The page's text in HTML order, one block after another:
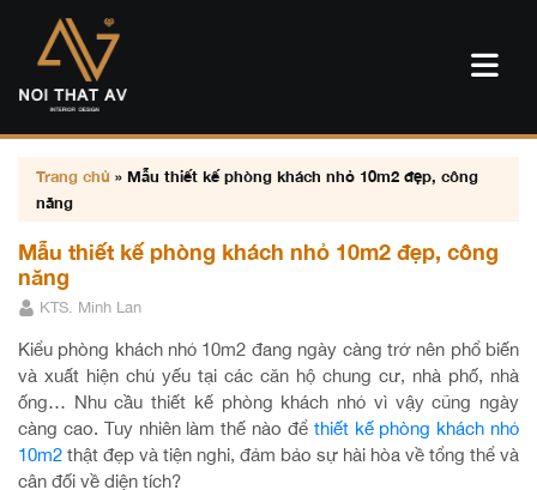
Trang chủ » Mẫu thiết kế phòng khách nhỏ 10m2 đẹp, công
năng
Mẫu thiết kế phòng khách nhỏ 10m2 đẹp, công
năng
KTS. Minh Lan
Kiểu phòng khách nhỏ 10m2 đang ngày càng trở nên phổ biến
và xuất hiện chủ yếu tại các căn hộ chung cư, nhà phố, nhà
ống… Nhu cầu thiết kế phòng khách nhỏ vì vậy cũng ngày
càng cao. Tuy nhiên làm thế nào để thiết kế phòng khách nhỏ
10m2 thật đẹp và tiện nghi, đảm bảo sự hài hòa về tổng thể và
cân đối về diện tích?